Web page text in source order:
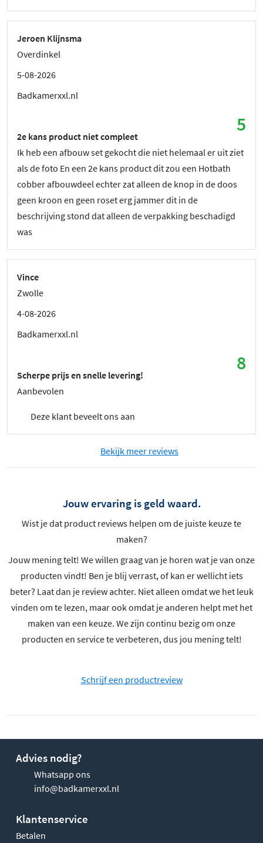
Jeroen Klijnsma
Overdinkel
5-08-2026
Badkamerxxl.nl
5
2e kans product niet compleet
Ik heb een afbouw set gekocht die niet helemaal er uit ziet
als de foto En een 2e kans product dit zou een Hotbath
cobber afbouwdeel echter zat alleen de knop in de doos
geen kroon en geen roset erg jammer dit in de
beschrijving stond dat alleen de verpakking beschadigd
was
Vince
Zwolle
4-08-2026
Badkamerxxl.nl
8
Scherpe prijs en snelle levering!
Aanbevolen
Deze klant beveelt ons aan
Bekijk meer reviews
Jouw ervaring is geld waard.
Wist je dat product reviews helpen om de juiste keuze te
maken?
Jouw mening telt! We willen graag van je horen wat je van onze
producten vindt! Ben je blij verrast, of kan er wellicht iets
beter? Laat dan je review achter. Niet alleen omdat we het leuk
vinden om te lezen, maar ook omdat je anderen helpt met het
maken van een keuze. We zijn continu bezig om onze
producten en service te verbeteren, dus jou mening telt!
Schrijf een productreview
Advies nodig?
Whatsapp ons
info@badkamerxxl.nl
Klantenservice
Betalen